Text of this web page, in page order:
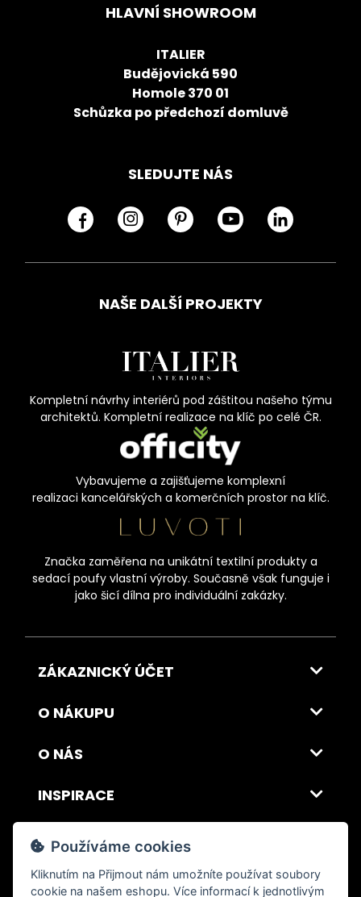
HLAVNÍ SHOWROOM
ITALIER
Budějovická 590
Homole 370 01
Schůzka po předchozí domluvě
SLEDUJTE NÁS
NAŠE DALŠÍ PROJEKTY
Kompletní návrhy interiérů pod záštitou našeho týmu
architektů. Kompletní realizace na klíč po celé ČR.
Vybavujeme a zajišťujeme komplexní
realizaci kancelářských a komerčních prostor na klíč.
Značka zaměřena na unikátní textilní produkty a
sedací poufy vlastní výroby. Současně však funguje i
jako šicí dílna pro individuální zakázky.
ZÁKAZNICKÝ ÚČET
O NÁKUPU
O NÁS
INSPIRACE
DOPRAVA A PLATBA
© 2026 ITALSKY INTERIER s.r.o. Vytvořilo INIZIO Internet Media s.r.o.|
Používáme cookies
Kliknutím na Přijmout nám umožníte používat soubory
cookie na našem eshopu. Více informací k jednotlivým